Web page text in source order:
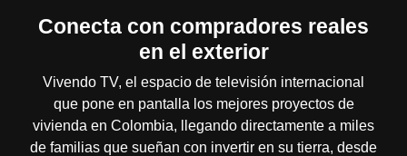
Conecta con compradores reales
en el exterior
Vivendo TV, el espacio de televisión internacional
que pone en pantalla los mejores proyectos de
vivienda en Colombia, llegando directamente a miles
de familias que sueñan con invertir en su tierra, desde